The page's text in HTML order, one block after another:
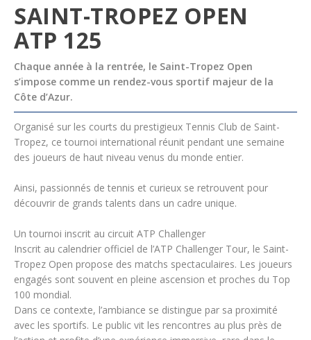
SAINT-TROPEZ OPEN
ATP 125
Chaque année à la rentrée, le Saint-Tropez Open
s’impose comme un rendez-vous sportif majeur de la
Côte d’Azur.
Organisé sur les courts du prestigieux Tennis Club de Saint-
Tropez, ce tournoi international réunit pendant une semaine
des joueurs de haut niveau venus du monde entier.
Ainsi, passionnés de tennis et curieux se retrouvent pour
découvrir de grands talents dans un cadre unique.
Un tournoi inscrit au circuit ATP Challenger
Inscrit au calendrier officiel de l’ATP Challenger Tour, le Saint-
Tropez Open propose des matchs spectaculaires. Les joueurs
engagés sont souvent en pleine ascension et proches du Top
100 mondial.
Dans ce contexte, l’ambiance se distingue par sa proximité
avec les sportifs. Le public vit les rencontres au plus près de